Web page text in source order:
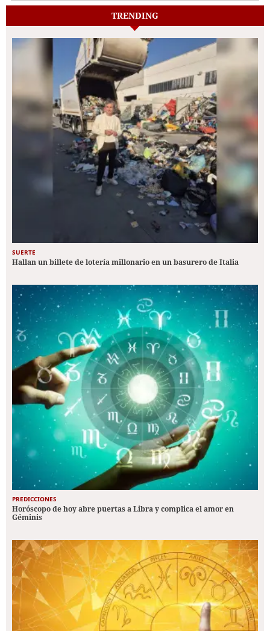
TRENDING
SUERTE
Hallan un billete de lotería millonario en un basurero de Italia
PREDICCIONES
Horóscopo de hoy abre puertas a Libra y complica el amor en
Géminis